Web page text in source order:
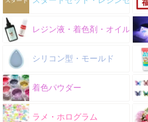
レジン液・着色剤・オイル
シリコン型・モールド
着色パウダー
ラメ・ホログラム